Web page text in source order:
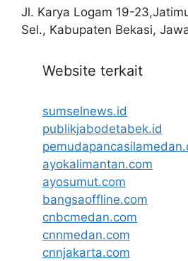
Jl. Karya Logam 19-
Sel., Kabupaten Bekasi,
Website terkait
sumselnews.id
publikjabodetabek.id
ayokalimantan.com
ayosumut.com
bangsaoffline.com
cnbcmedan.com
cnnmedan.com
cnnjakarta.com